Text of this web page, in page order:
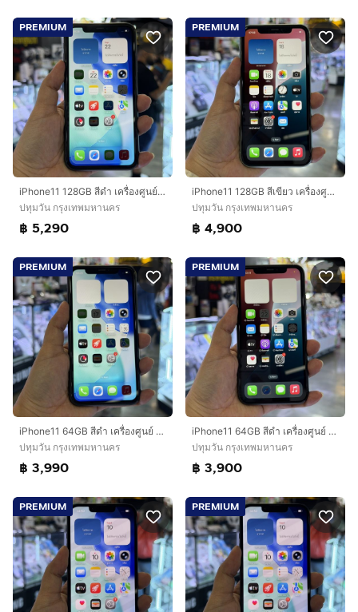
PREMIUM
iPhone11 128GB สีดำ เครื่องศูนย์ โมเดลTH สภาพสวยมาก จอไบร์ทล่างนิด สุขภาพแบต100%(แบตใหม่)🔥🔥
ปทุมวัน กรุงเทพมหานคร
฿ 5,290
PREMIUM
iPhone11 128GB สีเขียว เครื่องศูนย์ โมเดลTH ❤️❤️
ปทุมวัน กรุงเทพมหานคร
฿ 4,900
PREMIUM
iPhone11 64GB สีดำ เครื่องศูนย์ โมเดลTH 🥰🥰
ปทุมวัน กรุงเทพมหานคร
฿ 3,990
PREMIUM
iPhone11 64GB สีดำ เครื่องศูนย์ โมเดลTH 🔥🔥
ปทุมวัน กรุงเทพมหานคร
฿ 3,900
PREMIUM PREMIUM